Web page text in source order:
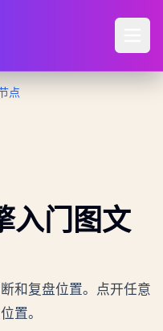
点
入门图文
和复盘位置。点开任意
置。